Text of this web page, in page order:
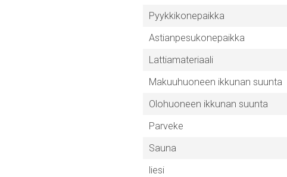
Pyykkikonepaikka
Astianpesukonepaikka
Lattiamateriaali
Makuuhuoneen ikkunan suunta
Olohuoneen ikkunan suunta
Parveke
Sauna
liesi